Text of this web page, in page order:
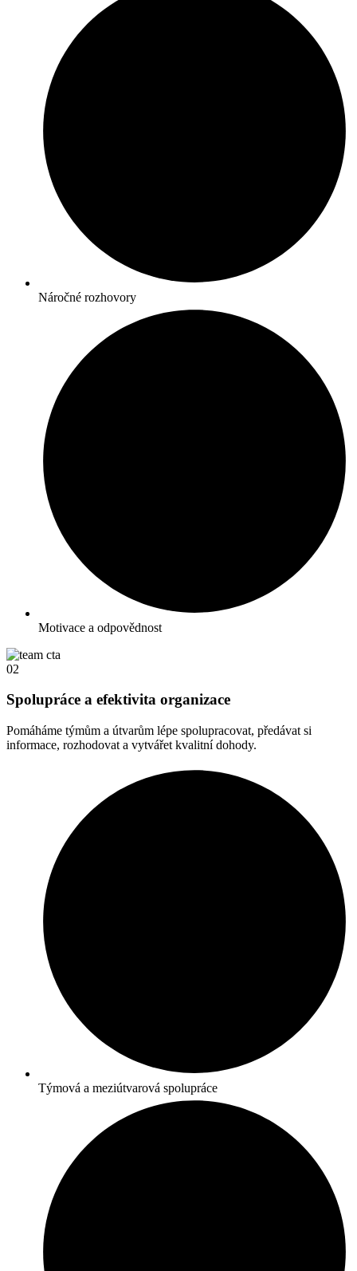
Náročné rozhovory
Motivace a odpovědnost
02
Spolupráce a efektivita organizace
Pomáháme týmům a útvarům lépe spolupracovat, předávat si
informace, rozhodovat a vytvářet kvalitní dohody.
Týmová a meziútvarová spolupráce